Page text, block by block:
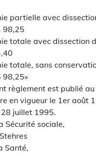
partielle avec
98,25
totale avec dissection
totale, sans
98,25»
règlement est publié au
en vigueur le 1er août
juillet 1995.
Sécurité sociale,
Santé,